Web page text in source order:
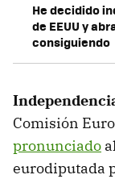
He decidido
de EEUU y
consiguiendo
Comisión
pronunciado
eurodiputada